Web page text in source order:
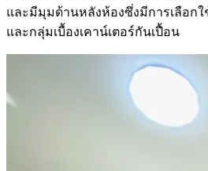
และมีมุมด้านหลังห้องซึ่งมีการเลือกใ
และกลุ่มเบื้องเคาน์เตอร์กันเปื้อน